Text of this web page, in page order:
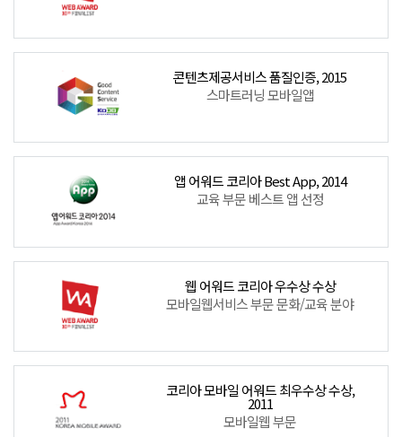
콘텐츠제공서비스 품질인증, 2015
스마트러닝 모바일앱
앱 어워드 코리아 Best App, 2014
교육 부문 베스트 앱 선정
웹 어워드 코리아 우수상 수상
모바일웹서비스 부문 문화/교육 분야
코리아 모바일 어워드 최우수상 수상,
2011
모바일웹 부문